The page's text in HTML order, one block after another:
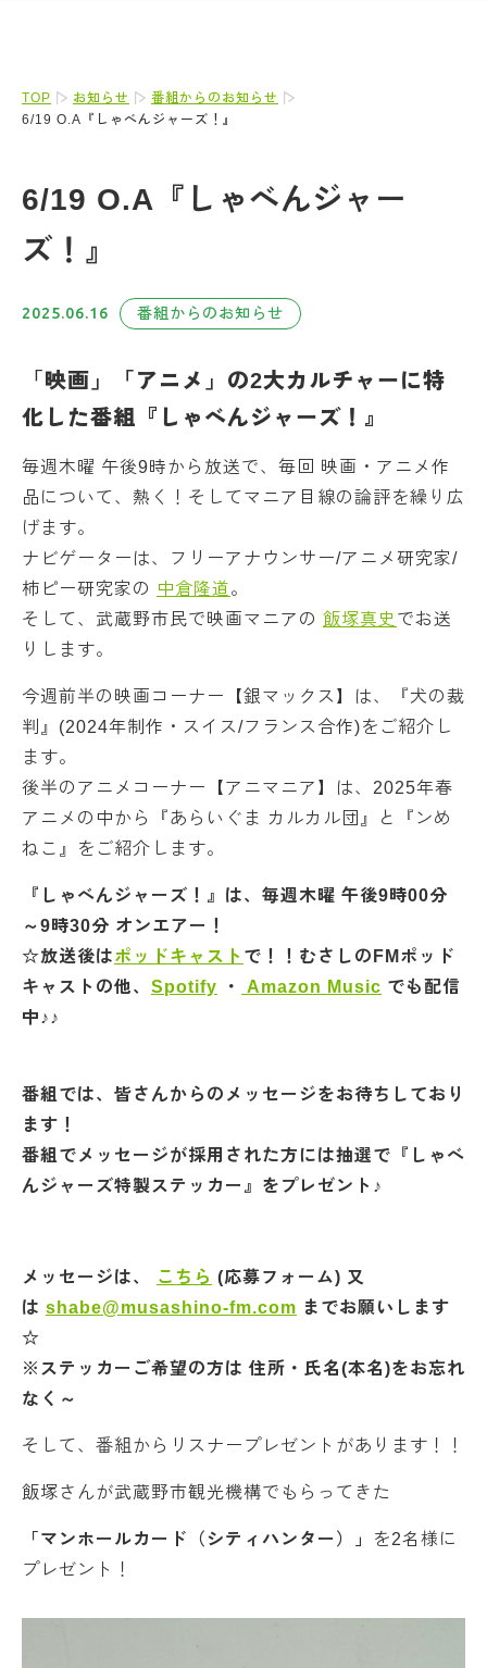
TOP お知らせ
番組からのお知らせ
6/19 O.A『しゃべんジャーズ！』
6/19 O.A『しゃべんジャー
ズ！』
2025.06.16 番組からのお知らせ
「 映画」「アニメ」の2大カルチャーに特
化した番組『しゃべんジャーズ！』
毎週木曜 午後9時から放送で、毎回 映画・アニメ作
品について、熱く！そしてマニア目線の論評を繰り広
げます。
ナビゲーターは、フリーアナウンサー/アニメ研究家/
柿ピー研究家の 中倉隆道。
そして、武蔵野市民で映画マニアの 飯塚真史 でお送
りします。
今週前半の映画コーナー【銀マックス】は、『犬の裁
判』(2024年制作・スイス/フランス合作)をご紹介し
ます。
後半のアニメコーナー【アニマニア】は、2025年春
アニメの中から『あらいぐま カルカル団』と『ンめ
ねこ』をご紹介します。
『しゃべんジャーズ！』は、毎週木曜 午後9時00分
～9時30分 オンエアー！
☆放送後はポッドキャスト で！！むさしのFMポッド
キャストの他、 Spotify ・ Amazon Music でも配信
中♪♪
番組では、皆さんからのメッセージをお待ちしており
ます！
番組でメッセージが採用された方には抽選で『しゃべ
んジャーズ特製ステッカー』をプレゼント♪
メッセージは、 こちら (応募フォーム) 又
は shabe@musashino-fm.com までお願いします
☆
※ステッカーご希望の方は 住所・氏名(本名)をお忘れ
なく～
そして、番組からリスナープレゼントがあります！！
飯塚さんが武蔵野市観光機構でもらってきた
「マンホールカード（シティハンター）」
を2名様に
プレゼント！